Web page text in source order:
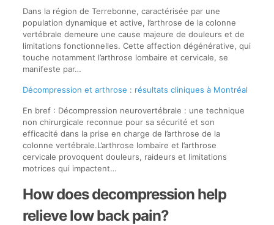
Dans la région de Terrebonne, caractérisée par une
population dynamique et active, l’arthrose de la colonne
vertébrale demeure une cause majeure de douleurs et de
limitations fonctionnelles. Cette affection dégénérative, qui
touche notamment l’arthrose lombaire et cervicale, se
manifeste par…
Décompression et arthrose : résultats cliniques à Montréal
En bref : Décompression neurovertébrale : une technique
non chirurgicale reconnue pour sa sécurité et son
efficacité dans la prise en charge de l’arthrose de la
colonne vertébrale.L’arthrose lombaire et l’arthrose
cervicale provoquent douleurs, raideurs et limitations
motrices qui impactent…
How does decompression help
relieve low back pain?